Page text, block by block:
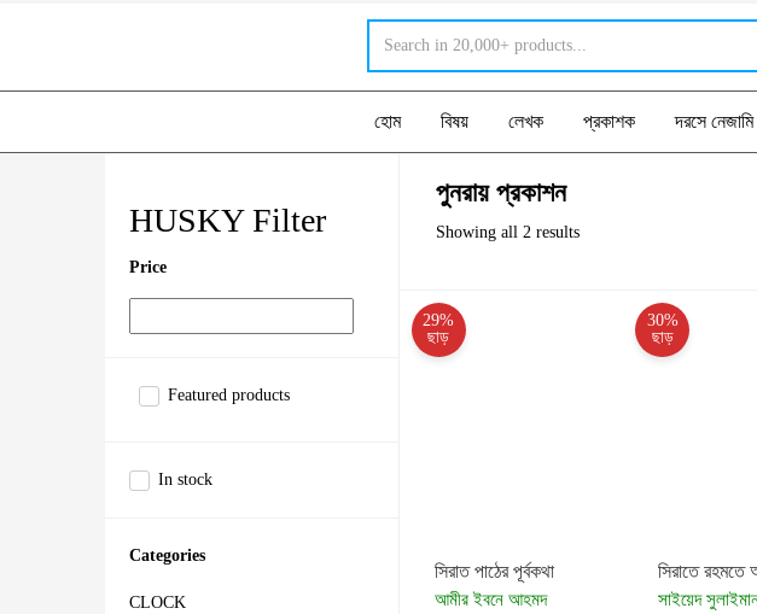
হোম বিষয় লেখক প্রকাশক দরসে নেজামি
HUSKY Filter
Price
Featured products
In stock
Categories
CLOCK
পুনরায় প্রকাশন
Showing all 2 results
29%
ছাড়
সিরাত পাঠের পূর্বকথা
আমীর ইবনে আহমদ
30%
ছাড়
সিরাতে
সাইয়েদ